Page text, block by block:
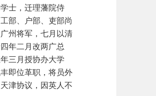
士，迁理藩院侍
部、户部、吏部尚
州将军，七月以清
年二月改两广总
三月授协办大学
即位革职，将员外
津协议，因英人不